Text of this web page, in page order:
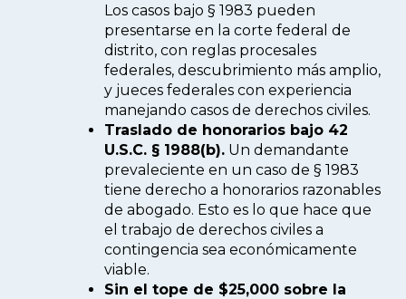
Los casos bajo § 1983 pueden
presentarse en la corte federal de
distrito, con reglas procesales
federales, descubrimiento más amplio,
y jueces federales con experiencia
manejando casos de derechos civiles.
Traslado de honorarios bajo 42
U.S.C. § 1988(b). Un demandante
prevaleciente en un caso de § 1983
tiene derecho a honorarios razonables
de abogado. Esto es lo que hace que
el trabajo de derechos civiles a
contingencia sea económicamente
viable.
Sin el tope de $25,000 sobre la